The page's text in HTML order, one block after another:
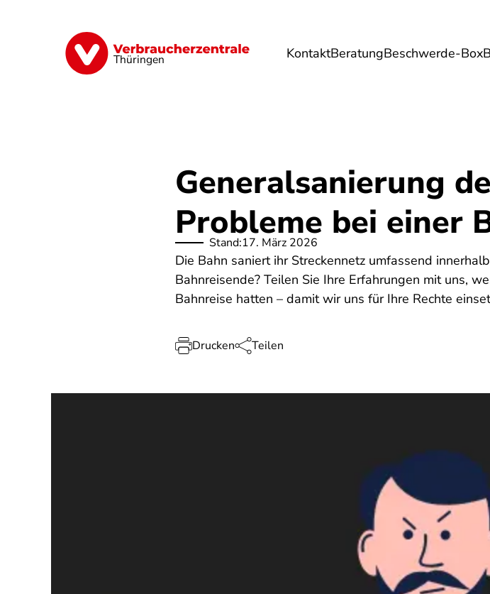
Thüringen KontaktBeratungBeschwerde-Box
Finanzen Digitales Lebensmittel Umwelt
Generalsanierung
Probleme bei einer
Stand:17. März 2026
Die Bahn saniert ihr Streckennetz umfassend
Bahnreisende? Teilen Sie Ihre Erfahrungen mit uns,
Bahnreise hatten – damit wir uns für Ihre Rechte
Drucken Teilen